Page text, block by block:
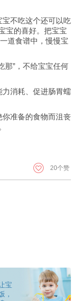
不吃这个还可以吃
宝的喜好。把宝宝
道食谱中，慢慢宝
那”，不给宝宝任何
消耗、促进肠胃蠕
准备的食物而沮丧
20个赞
宝
，